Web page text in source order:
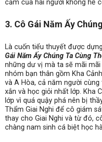
cảm của hai người không hề
3. Cô Gái Năm Ấy
Là cuốn tiểu thuyết được
Gái Năm Ấy Chúng Ta Cùng
những dư vị mà ta sẽ mãi
nhóm bạn thân gồm Kha
và A Hòa, cả năm người
xắn và học giỏi nhất lớp. Kha
lớp vì quá quậy phá nên bị
Thẩm Giai Nghi để cô giám
thay cho Giai Nghi và từ đó,
chàng nam sinh cá biệt học